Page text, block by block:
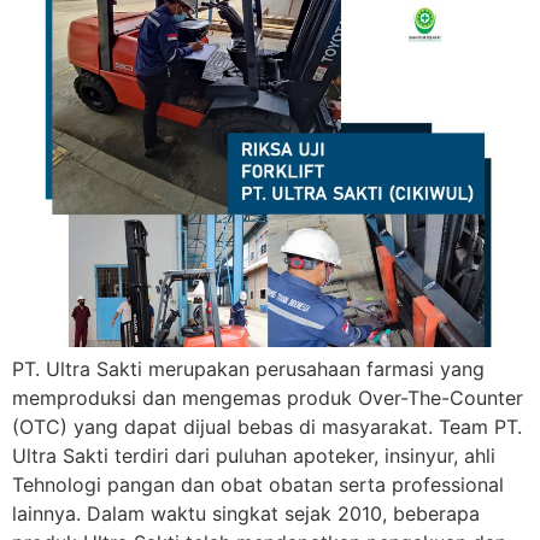
PT. Ultra Sakti merupakan perusahaan farmasi yang
memproduksi dan mengemas produk Over-The-Counter
(OTC) yang dapat dijual bebas di masyarakat. Team PT.
Ultra Sakti terdiri dari puluhan apoteker, insinyur, ahli
Tehnologi pangan dan obat obatan serta professional
lainnya. Dalam waktu singkat sejak 2010, beberapa